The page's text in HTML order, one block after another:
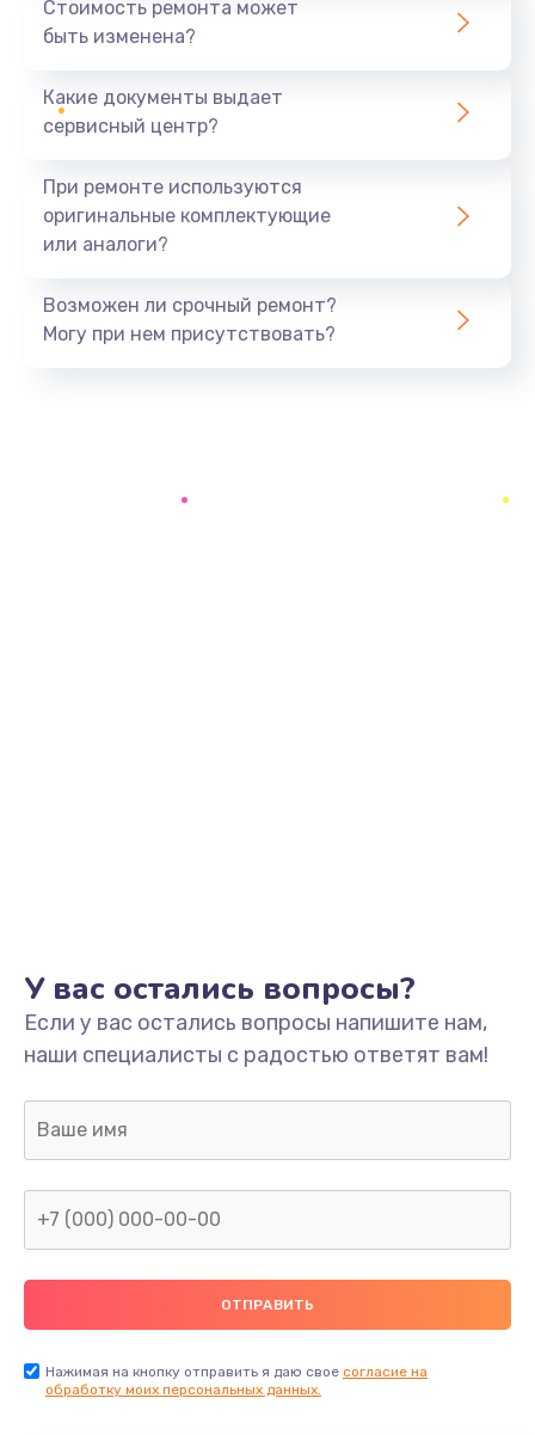
Замена системы охлаждения
Замена процессора
Заказать
Замена микрофона
Замена аккумулятора
620 руб.
Заказать
Замена клавиатуры
990 руб.
Заказать
Стоимость ремонта может
быть изменена?
Какие документы выдает
сервисный центр?
При ремонте используются
оригинальные комплектующие
или аналоги?
Возможен ли срочный ремонт?
Могу при нем присутствовать?
У вас остались вопросы?
Если у вас остались вопросы напишите нам,
наши специалисты с радостью ответят вам!
Нажимая на кнопку отправить я даю свое согласие на
обработку моих персональных данных.